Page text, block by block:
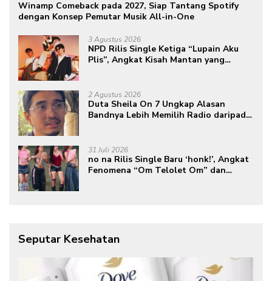
Winamp Comeback pada 2027, Siap Tantang Spotify
dengan Konsep Pemutar Musik All-in-One
3 Agustus 2026
NPD Rilis Single Ketiga “Lupain Aku
Plis”, Angkat Kisah Mantan yang
2 Agustus 2026
Duta Sheila On 7 Ungkap Alasan
Bandnya Lebih Memilih Radio daripada
31 Juli 2026
no na Rilis Single Baru ‘honk!’, Angkat
Fenomena “Om Telolet Om” dan
Seputar Kesehatan